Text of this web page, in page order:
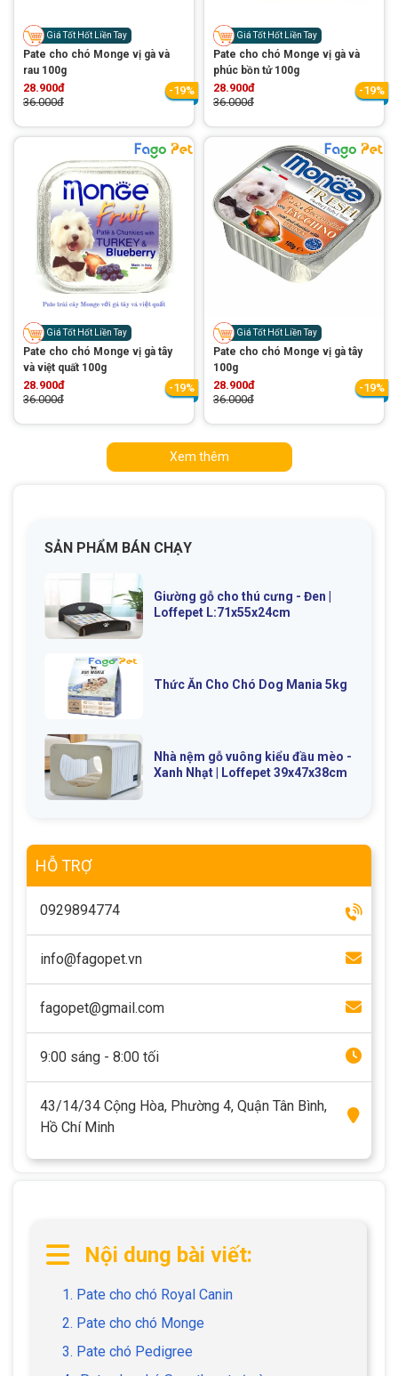
Giá Tốt Hốt Liền Tay
Pate cho chó Monge vị gà và
rau 100g
28.900đ
36.000đ
-19%
Giá Tốt Hốt Liền Tay
Pate cho chó Monge vị gà và
phúc bồn tử 100g
28.900đ
36.000đ
-19%
Giá Tốt Hốt Liền Tay
Pate cho chó Monge vị gà tây
và việt quất 100g
28.900đ
36.000đ
-19%
Giá Tốt Hốt Liền Tay
Pate cho chó Monge vị gà tây
100g
28.900đ
36.000đ
-19%
Xem thêm
Nội dung bài viết:
1. Pate cho chó Royal Canin
2. Pate cho chó Monge
3. Pate chó Pedigree
SẢN PHẨM BÁN CHẠY
Giường gỗ cho thú cưng - Đen |
Loffepet L:71x55x24cm
Thức Ăn Cho Chó Dog Mania 5kg
Nhà nệm gỗ vuông kiểu đầu mèo -
Xanh Nhạt | Loffepet 39x47x38cm
HỖ TRỢ
0929894774
info@fagopet.vn
fagopet@gmail.com
9:00 sáng - 8:00 tối
43/14/34 Cộng Hòa, Phường 4, Quận Tân Bình,
Hồ Chí Minh